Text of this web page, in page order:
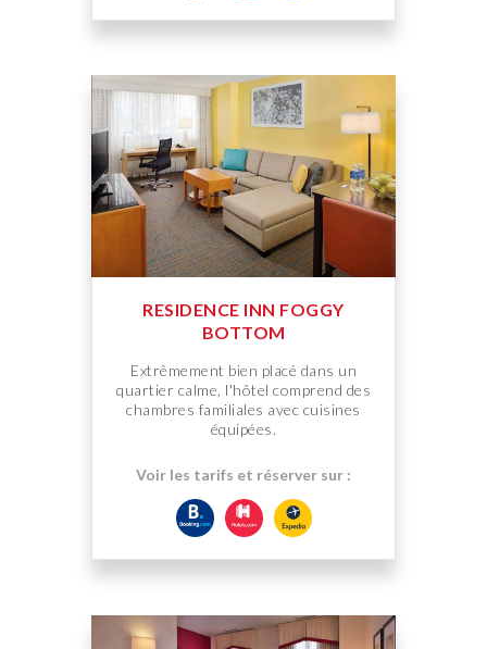
RESIDENCE INN FOGGY
BOTTOM
Extrêmement bien placé dans un
quartier calme, l'hôtel comprend des
chambres familiales avec cuisines
équipées.
Voir les tarifs et réserver sur :